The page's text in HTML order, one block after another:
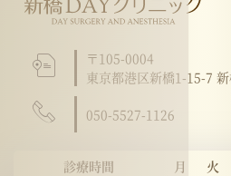
〒105-0004
東京都港区新橋1-15-7
050-5527-1126
診療時間 月 火